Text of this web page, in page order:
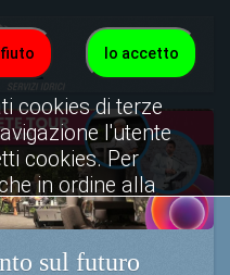
sul futuro
Io accetto
cookies di terze
l'utente
cookies. Per
in ordine alla